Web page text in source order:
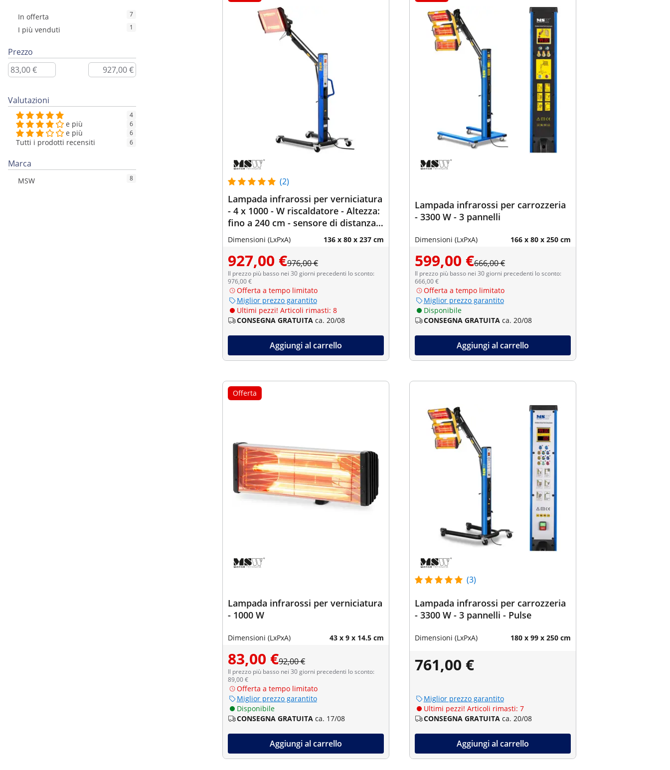
In offerta 7
I più venduti 1
Prezzo
Valutazioni
4
e più 6
e più 6
Tutti i prodotti recensiti 6
Marca
MSW 8 (2)
Lampada infrarossi per verniciatura
- 4 x 1000 - W riscaldatore - Altezza:
fino a 240 cm - sensore di distanza -
230 V
Dimensioni (LxPxA) 136 x 80 x 237 cm
927,00 €976,00 €
Il prezzo più basso nei 30 giorni precedenti lo sconto:
976,00 €
Offerta a tempo limitato
Miglior prezzo garantito
Ultimi pezzi! Articoli rimasti: 8
CONSEGNA GRATUITA ca. 20/08
Aggiungi al carrello
Lampada infrarossi per carrozzeria
- 3300 W - 3 pannelli
Dimensioni (LxPxA) 166 x 80 x 250 cm
599,00 €666,00 €
Il prezzo più basso nei 30 giorni precedenti lo sconto:
666,00 €
Offerta a tempo limitato
Miglior prezzo garantito
Disponibile
CONSEGNA GRATUITA ca. 20/08
Aggiungi al carrello
Offerta
Lampada infrarossi per verniciatura
- 1000 W
Dimensioni (LxPxA) 43 x 9 x 14.5 cm
83,00 €92,00 €
Il prezzo più basso nei 30 giorni precedenti lo sconto:
89,00 €
Offerta a tempo limitato
Miglior prezzo garantito
Disponibile
CONSEGNA GRATUITA ca. 17/08
Aggiungi al carrello
(3)
Lampada infrarossi per carrozzeria
- 3300 W - 3 pannelli - Pulse
Dimensioni (LxPxA) 180 x 99 x 250 cm
761,00 €
Miglior prezzo garantito
Ultimi pezzi! Articoli rimasti: 7
CONSEGNA GRATUITA ca. 20/08
Aggiungi al carrello